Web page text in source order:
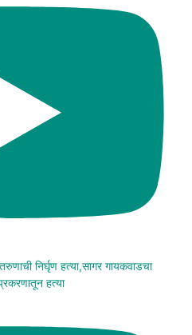
निर्घृण हत्या,सागर गायकवाडचा
हत्या